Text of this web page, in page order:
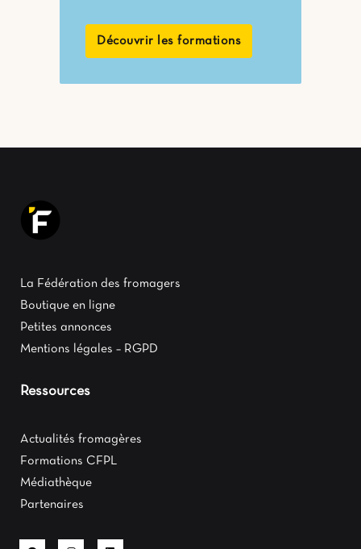
Découvrir les formations
La Fédération des fromagers
Boutique en ligne
Petites annonces
Mentions légales – RGPD
Ressources
Actualités fromagères
Formations CFPL
Médiathèque
Partenaires